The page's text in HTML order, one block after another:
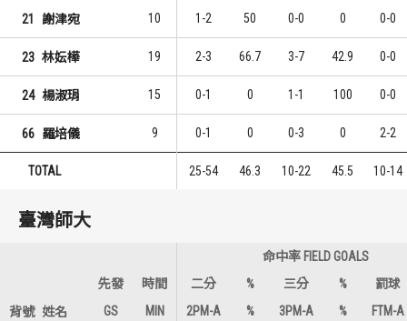
21 謝津宛 10 1-2 50 0-0 0 0-0
23 林妘樺 19 2-3 66.7 3-7 42.9 0-0
24 楊淑琄 15 0-1 0 1-1 100 0-0
66 羅培儀 9 0-1 0 0-3 0 2-2
TOTAL 25-54 46.3 10-22 45.5 10-14
臺灣師大
命中率 FIELD GOALS
先發
時間 二分 % 三分 %
罰球
背號 姓名 GS MIN 2PM-A % 3PM-A % FTM-A